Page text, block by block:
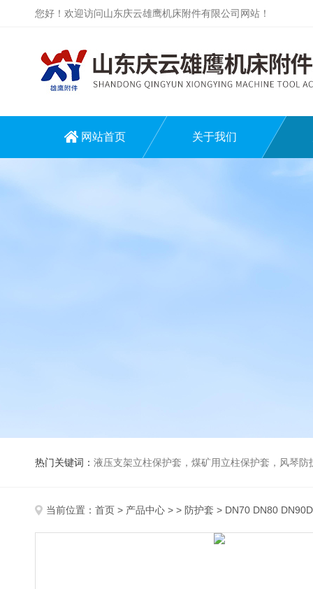
您好！欢迎访问山东庆云雄鹰机床附件有限公司网站！
网站首页 关于我们
热门关键词： 液压支架立柱保护套，煤矿用立柱保护套，风琴
当前位置： 首页 > 产品中心 > > 防护套 > DN70 DN80